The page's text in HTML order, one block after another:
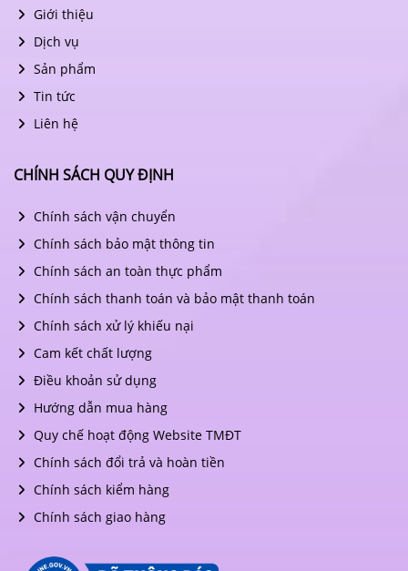
Giới thiệu
Dịch vụ
Sản phẩm
Tin tức
Liên hệ
CHÍNH SÁCH QUY ĐỊNH
Chính sách vận chuyển
Chính sách bảo mật thông tin
Chính sách an toàn thực phẩm
Chính sách thanh toán và bảo mật thanh toán
Chính sách xử lý khiếu nại
Cam kết chất lượng
Điều khoản sử dụng
Hướng dẫn mua hàng
Quy chế hoạt động Website TMĐT
Chính sách đổi trả và hoàn tiền
Chính sách kiểm hàng
Chính sách giao hàng